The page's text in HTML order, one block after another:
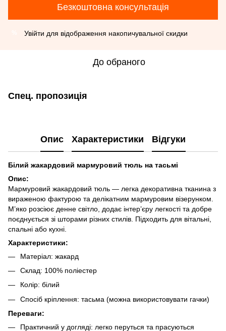
Безкоштовна консультація
Увійти для відображення накопичувальної скидки
До обраного
Спец. пропозиція
Опис Характеристики Відгуки
Білий жакардовий мармуровий тюль на тасьмі
Опис:
Мармуровий жакардовий тюль — легка декоративна тканина з
вираженою фактурою та делікатним мармуровим візерунком.
М’яко розсіює денне світло, додає інтер’єру легкості та добре
поєднується зі шторами різних стилів. Підходить для вітальні,
спальні або кухні.
Характеристики:
Матеріал: жакард
Склад: 100% поліестер
Колір: білий
Спосіб кріплення: тасьма (можна використовувати гачки)
Переваги:
Практичний у догляді: легко перуться та прасуються